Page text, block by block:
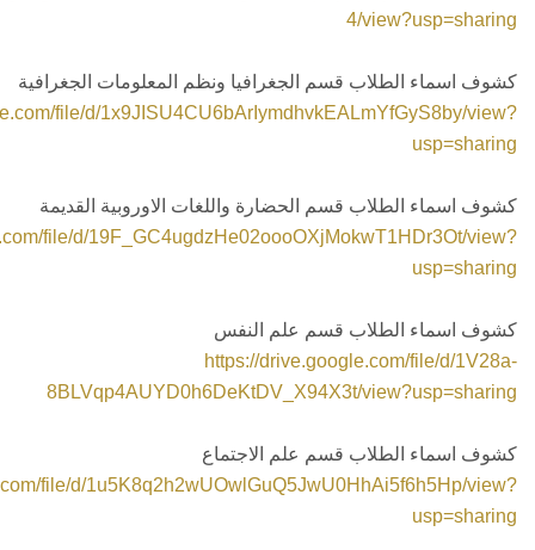
4/view?usp=sharing
كشوف اسماء الطلاب قسم الجغرافيا ونظم المعلومات الجغرافية
file/d/1x9JISU4CU6bArIymdhvkEALmYfGyS8by/view?
usp=sharing
كشوف اسماء الطلاب قسم الحضارة واللغات الاوروبية القديمة
file/d/19F_GC4ugdzHe02oooOXjMokwT1HDr3Ot/view?
usp=sharing
كشوف اسماء الطلاب قسم علم النفس
https://drive.google.com/file/d/1V28a-
8BLVqp4AUYD0h6DeKtDV_X94X3t/view?usp=sharing
كشوف اسماء الطلاب قسم علم الاجتماع
file/d/1u5K8q2h2wUOwlGuQ5JwU0HhAi5f6h5Hp/view?
usp=sharing